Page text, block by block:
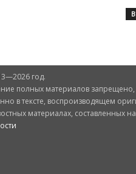
год.
полных материалов
в тексте, воспроизводящем
материалах, составленных